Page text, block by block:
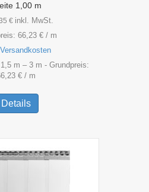
1,00 m
€ inkl. MwSt.
66,23 €/ m
Versandkosten
m – 3 m - Grundpreis:
€ / m
Details
weist
Varianten
auf.
Die